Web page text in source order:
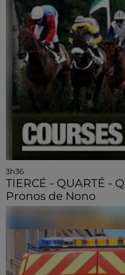
3h36
TIERCÉ - QUARTÉ -
Pronos de Nono